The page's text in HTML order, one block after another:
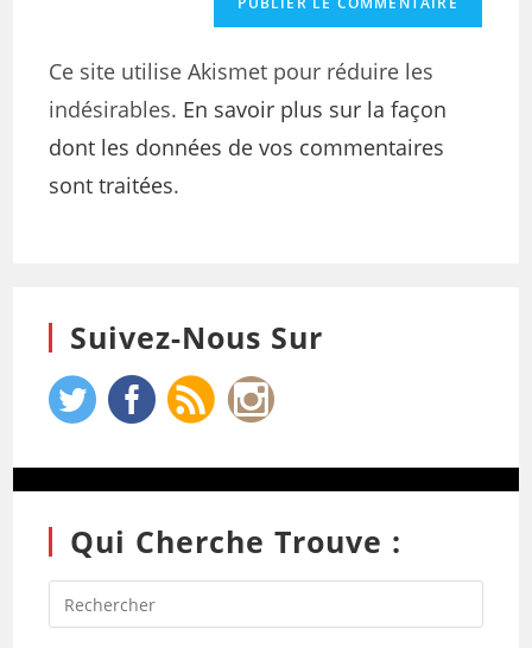
Ce site utilise Akismet pour réduire les
indésirables. En savoir plus sur la façon
dont les données de vos commentaires
sont traitées.
Suivez-Nous Sur
Qui Cherche Trouve :